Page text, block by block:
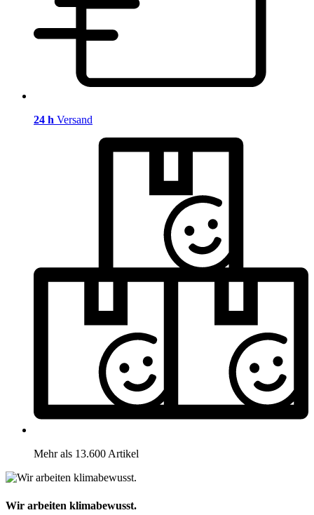
24 h Versand
Mehr als 13.600 Artikel
Wir arbeiten klimabewusst.